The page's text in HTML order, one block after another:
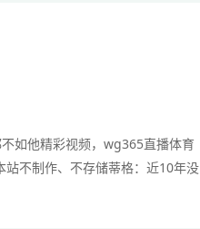
如他精彩视频，wg365直播体育
不制作、不存储蒂格：近10年没